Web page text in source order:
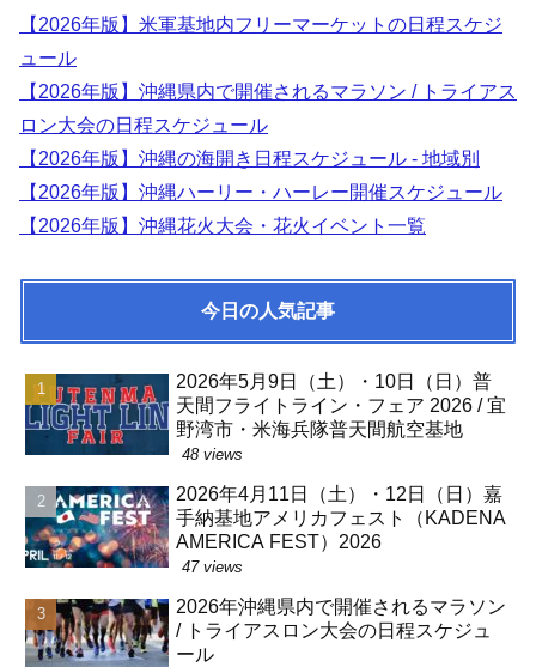
【2026年版】米軍基地内フリーマーケットの日程スケジ
ュール
【2026年版】沖縄県内で開催されるマラソン / トライアス
ロン大会の日程スケジュール
【2026年版】沖縄の海開き日程スケジュール - 地域別
【2026年版】沖縄ハーリー・ハーレー開催スケジュール
【2026年版】沖縄花火大会・花火イベント一覧
今日の人気記事
2026年5月9日（土）・10日（日）普
天間フライトライン・フェア 2026 / 宜
野湾市・米海兵隊普天間航空基地
48 views
2026年4月11日（土）・12日（日）嘉
手納基地アメリカフェスト（KADENA
AMERICA FEST）2026
47 views
2026年沖縄県内で開催されるマラソン
/ トライアスロン大会の日程スケジュ
ール